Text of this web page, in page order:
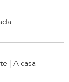
| A casa